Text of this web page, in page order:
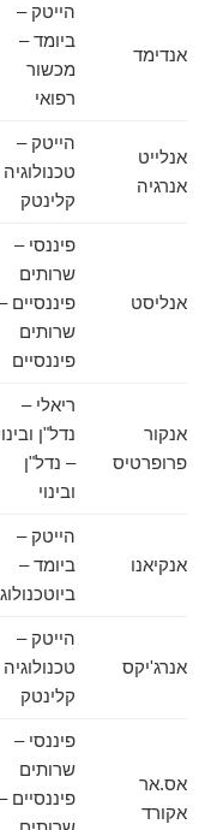
אנדימד
הייטק –
ביומד –
מכשור
רפואי
אנלייט
אנרגיה
הייטק –
טכנולוגיה –
קלינטק
אנליסט
פיננסי –
שרותים
פיננסיים –
שרותים
פיננסיים
אנקור
פרופרטיס
ריאלי –
נדל"ן ובינוי
– נדל"ן
ובינוי
אנקיאנו
הייטק –
ביומד –
ביוטכנולוגיה
אנרג'יקס
הייטק –
טכנולוגיה –
קלינטק
אס.אר
אקורד
פיננסי –
שרותים
פיננסיים –